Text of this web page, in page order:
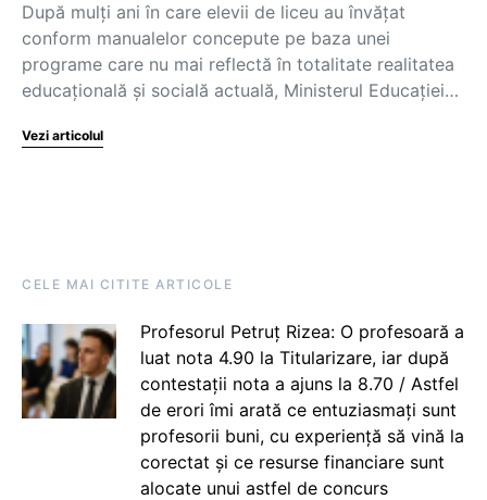
După mulți ani în care elevii de liceu au învățat
conform manualelor concepute pe baza unei
programe care nu mai reflectă în totalitate realitatea
educațională și socială actuală, Ministerul Educației…
Vezi articolul
CELE MAI CITITE ARTICOLE
Profesorul Petruț Rizea: O profesoară a
luat nota 4.90 la Titularizare, iar după
contestații nota a ajuns la 8.70 / Astfel
de erori îmi arată ce entuziasmați sunt
profesorii buni, cu experiență să vină la
corectat și ce resurse financiare sunt
alocate unui astfel de concurs